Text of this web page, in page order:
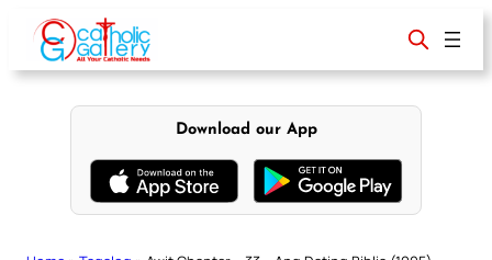
content
Download our App